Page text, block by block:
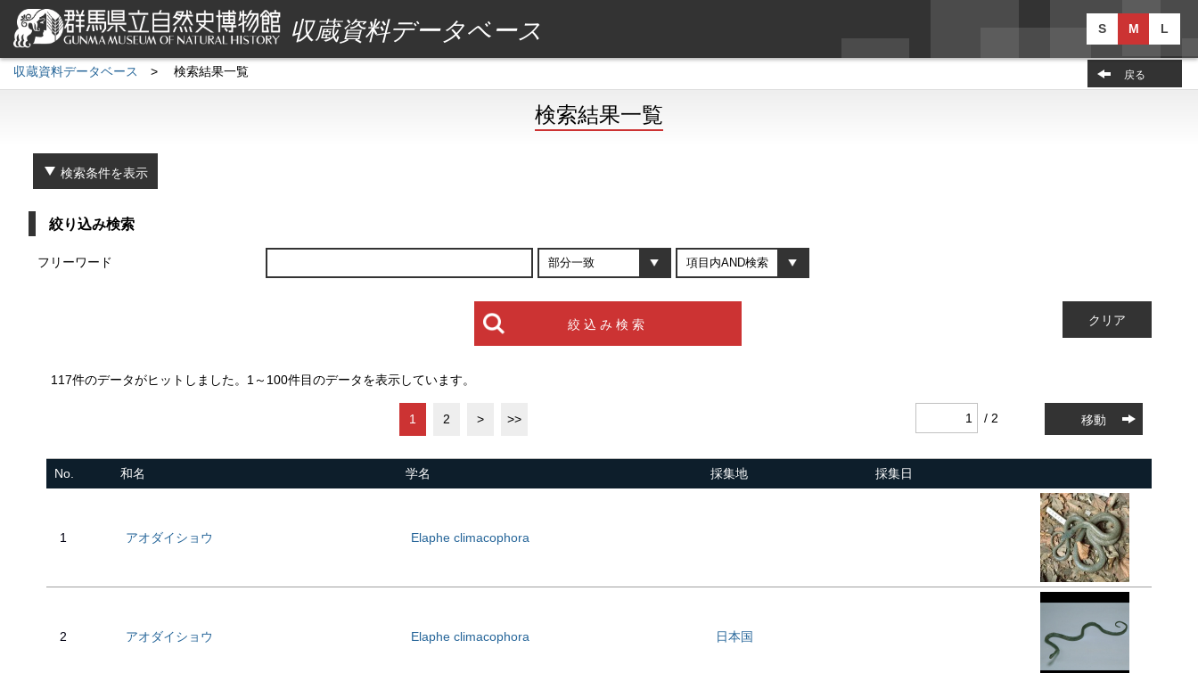
S M L
収蔵資料データベース
収蔵資料データベース > 検索結果一覧 戻る
検索結果一覧
検索条件を表示
絞り込み検索
フリーワード
117件のデータがヒットしました。1～100件目のデータを表示しています。
/ 2 移動
1 2 > >>
No. 和名 学名 採集地 採集日
1 アオダイショウ Elaphe climacophora
2 アオダイショウ Elaphe climacophora 日本国